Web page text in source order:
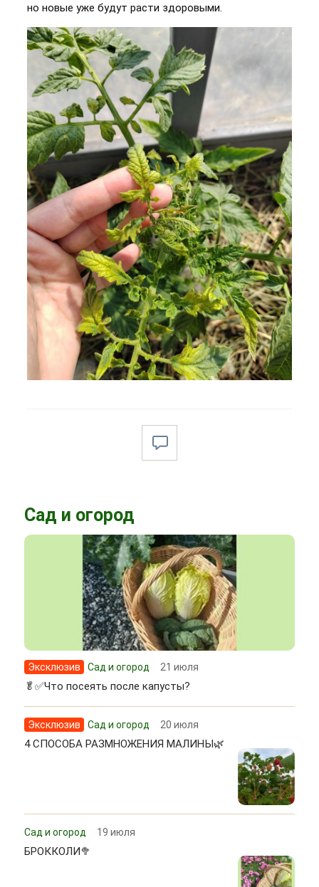
но новые уже будут расти здоровыми.
Сад и огород
Эксклюзив Сад и огород 21 июля
🥬✅Что посеять после капусты?
Эксклюзив Сад и огород 20 июля
4 СПОСОБА РАЗМНОЖЕНИЯ МАЛИНЫ🌿
Сад и огород 19 июля
БРОККОЛИ🥦